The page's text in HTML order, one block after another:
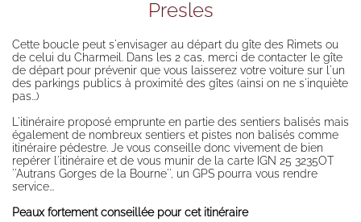
Prices, booking
Half board
management
Availability
Booking
Access /
Contact
Presles
Cette boucle peut s'envisager au départ du gîte des Rimets ou
de celui du Charmeil. Dans les 2 cas, merci de contacter le gîte
de départ pour prévenir que vous laisserez votre voiture sur l'un
des parkings publics à proximité des gîtes (ainsi on ne s'inquiète
pas...)
L'itinéraire proposé emprunte en partie des sentiers balisés mais
également de nombreux sentiers et pistes non balisés comme
itinéraire pédestre. Je vous conseille donc vivement de bien
repérer l'itinéraire et de vous munir de la carte IGN 25 3235OT
''Autrans Gorges de la Bourne'', un GPS pourra vous rendre
service...
Peaux fortement conseillée pour cet itinéraire